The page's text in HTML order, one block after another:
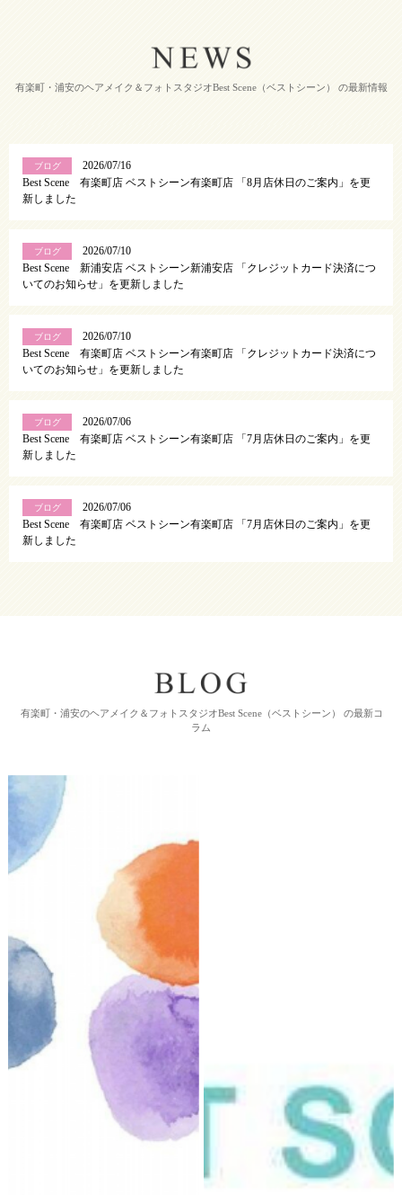
有楽町・浦安のヘアメイク＆フォトスタジオBest Scene（ベストシーン） の最新情報
2026/07/16
ブログ
Best Scene 有楽町店 ベストシーン有楽町店 「8月店休日のご案内」を更
新しました
2026/07/10
ブログ
Best Scene 新浦安店 ベストシーン新浦安店 「クレジットカード決済につ
いてのお知らせ」を更新しました
2026/07/10
ブログ
Best Scene 有楽町店 ベストシーン有楽町店 「クレジットカード決済につ
いてのお知らせ」を更新しました
2026/07/06
ブログ
Best Scene 有楽町店 ベストシーン有楽町店 「7月店休日のご案内」を更
新しました
2026/07/06
ブログ
Best Scene 有楽町店 ベストシーン有楽町店 「7月店休日のご案内」を更
新しました
有楽町・浦安のヘアメイク＆フォトスタジオBest Scene（ベストシーン） の最新コ
ラム